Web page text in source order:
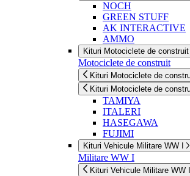
NOCH
GREEN STUFF
AK INTERACTIVE
AMMO
Kituri Motociclete de construit
Motociclete de construit
Kituri Motociclete de
Kituri Motociclete de
TAMIYA
ITALERI
HASEGAWA
FUJIMI
Kituri Vehicule Militare WW I
Militare WW I
Kituri Vehicule Militare WW I